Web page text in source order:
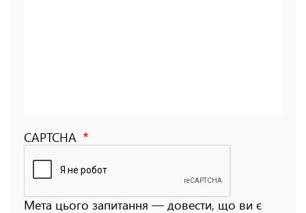
CAPTCHA
Мета цього запитання — довести, що ви є